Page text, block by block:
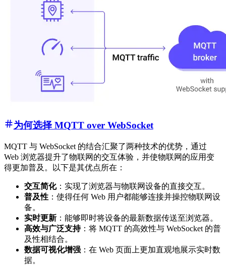
为何选择 MQTT over WebSocket
MQTT 与 WebSocket 的结合汇聚了两种技术的优势，通过
Web 浏览器提升了物联网的交互体验，并使物联网的应用变
得更加普及。以下是其优点所在：
交互简化：实现了浏览器与物联网设备的直接交互。
普及性 ：使得任何 Web 用户都能够连接并操控物联网设
备。
实时更新 ：能够即时将设备的最新数据传送至浏览器。
高效与广泛支持：将 MQTT 的高效性与 WebSocket 的普
及性相结合。
数据可视化增强 ：在 Web 页面上更加直观地展示实时数
据。